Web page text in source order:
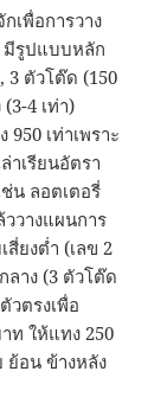
เพื่อการวาง
รูปแบบหลัก
3 ตัวโต๊ด (150
4 เท่า)
เท่าเพราะ
าเรียนอัตรา
น ลอตเตอรี่
วางแผนการ
ยงต่ำ (เลข 2
ลาง (3 ตัวโต๊ด
วตรงเพื่อ
ท ให้แทง 250
ย้อน ข้างหลัง